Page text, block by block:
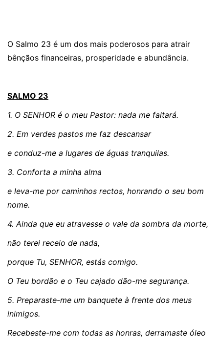
O Salmo 23 é um dos mais poderosos para atrair
bênçãos financeiras, prosperidade e abundância.
SALMO 23
1. O SENHOR é o meu Pastor: nada me faltará.
2. Em verdes pastos me faz descansar
e conduz-me a lugares de águas tranquilas.
3. Conforta a minha alma
e leva-me por caminhos rectos, honrando o seu bom
nome.
4. Ainda que eu atravesse o vale da sombra da morte,
não terei receio de nada,
porque Tu, SENHOR, estás comigo.
O Teu bordão e o Teu cajado dão-me segurança.
5. Preparaste-me um banquete à frente dos meus
inimigos.
Recebeste-me com todas as honras, derramaste óleo